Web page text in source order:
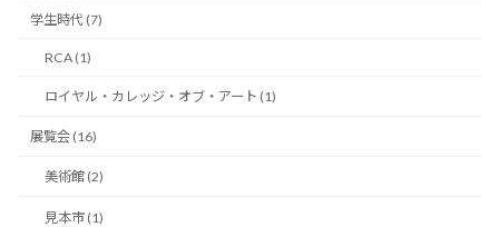
学生時代 (7)
RCA (1)
ロイヤル・カレッジ・オブ・アート (1)
展覧会 (16)
美術館 (2)
見本市 (1)